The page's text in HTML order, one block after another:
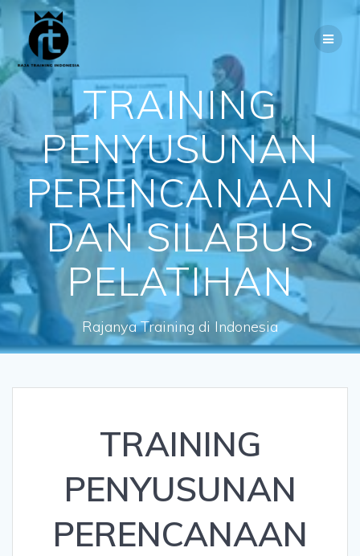
TRAINING
PENYUSUNAN
PERENCANAAN
DAN SILABUS
PELATIHAN
Rajanya Training di Indonesia
TRAINING
PENYUSUNAN
PERENCANAAN